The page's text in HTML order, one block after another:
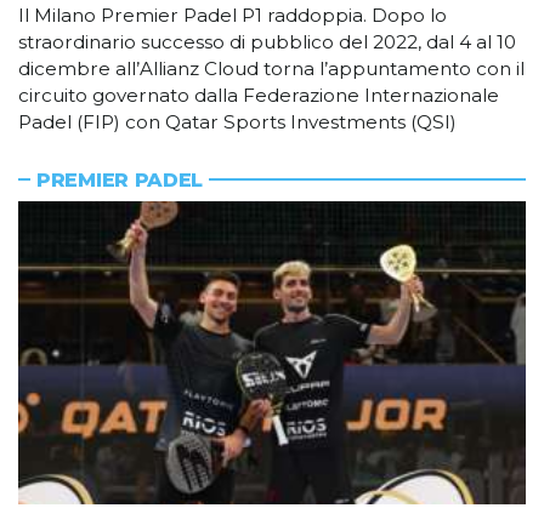
Il Milano Premier Padel P1 raddoppia. Dopo lo
straordinario successo di pubblico del 2022, dal 4 al 10
dicembre all’Allianz Cloud torna l’appuntamento con il
circuito governato dalla Federazione Internazionale
Padel (FIP) con Qatar Sports Investments (QSI)
PREMIER PADEL